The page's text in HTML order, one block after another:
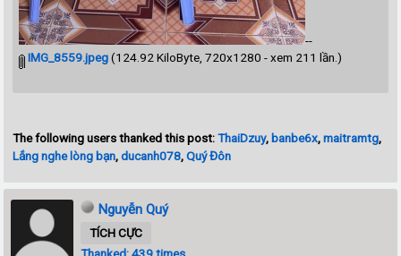
--
IMG_8559.jpeg(124.92 KiloByte, 720x1280 - xem 211 lần.)
The following users thanked this post:ThaiDzuy, banbe6x,maitramtg,
Lắng nghe lòng bạn,ducanh078,Quý Đôn
Nguyễn Quý
TÍCH CỰC
Thanked: 439 times